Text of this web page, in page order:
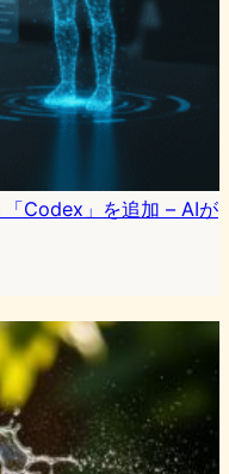
Codex」を追加 – AIが